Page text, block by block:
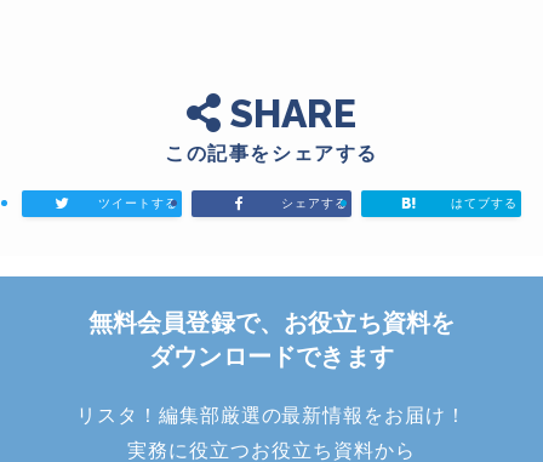
SHARE
この記事をシェアする
ツイートする シェアする はてブする
無料会員登録で、お役立ち資料を
ダウンロードできます
リスタ！編集部厳選の最新情報をお届け！
実務に役立つお役立ち資料から